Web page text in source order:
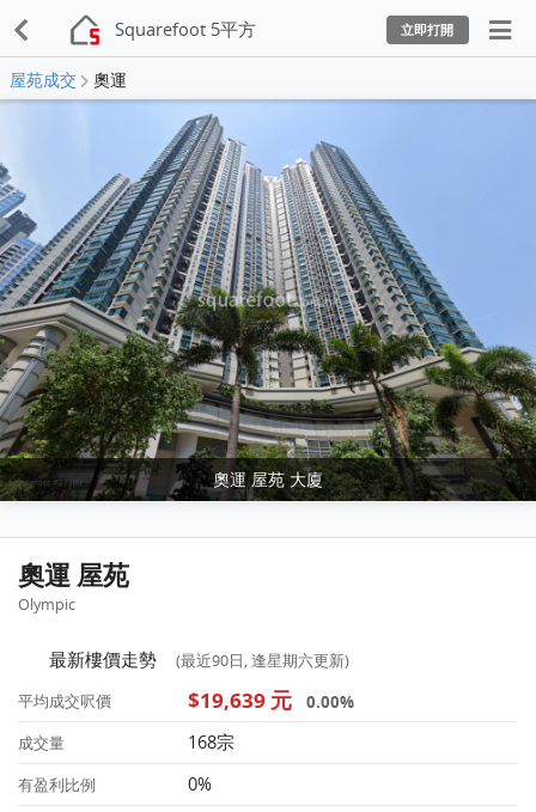
Squarefoot 5平方 立即打開
屋苑成交 奧運
奧運 屋苑 大廈
奧運 屋苑
Olympic
最新樓價走勢
(最近90日, 逢星期六更新)
平均成交呎價
$19,639 元 0.00%
成交量 168宗
有盈利比例 0%